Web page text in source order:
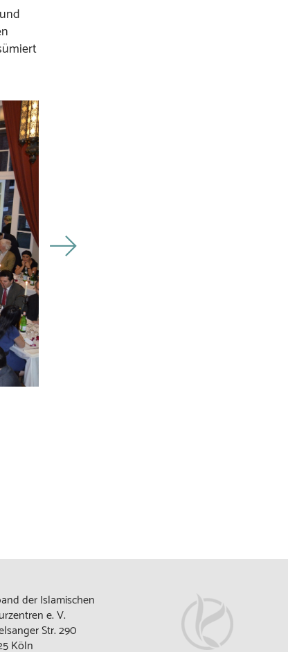
der Islamischen
e. V.
Str. 290
Köln